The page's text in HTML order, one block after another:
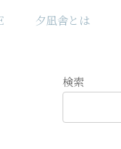
夕凪舎とは
検索